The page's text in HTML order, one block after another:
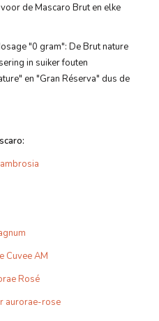
de Mascaro Brut en elke
"0 gram": De Brut nature
in suiker fouten
en "Gran Réserva" dus de
Cuvee AM
Rosé
aurorae-rose